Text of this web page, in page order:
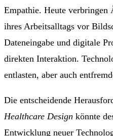
Empathie. Heute verbringen
ihres Arbeitsalltags vor
Dateneingabe und digitale
direkten Interaktion.
entlasten, aber auch
Die entscheidende
Healthcare Design könnte
Entwicklung neuer